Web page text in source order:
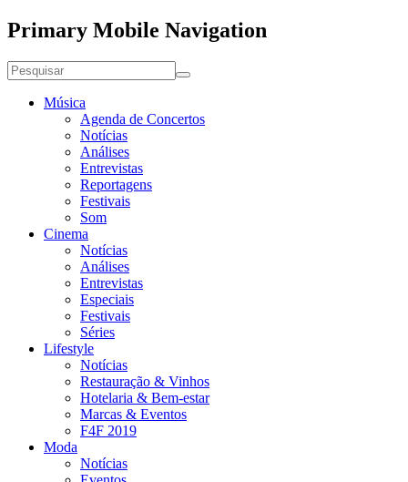
Primary Mobile Navigation
Música
Agenda de Concertos
Notícias
Análises
Entrevistas
Reportagens
Festivais
Som
Cinema
Notícias
Análises
Entrevistas
Especiais
Festivais
Séries
Lifestyle
Notícias
Restauração & Vinhos
Hotelaria & Bem-estar
Marcas & Eventos
F4F 2019
Moda
Notícias